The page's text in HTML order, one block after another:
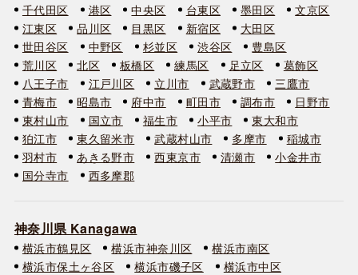
千代田区 港区 中央区 台東区 墨田区
文京区
江東区
品川区 目黒区 新宿区
大田区
世田谷区
中野区 杉並区 渋谷区
豊島区
荒川区
北区 板橋区 練馬区 足立区
葛飾区
八王子市
江戸川区 立川市 武蔵野市
三鷹市
青梅市
昭島市 府中市 町田市 調布市
日野市
東村山市
国立市 福生市 小平市
東大和市
狛江市
東久留米市 武蔵村山市 多摩市
稲城市
羽村市
あきる野市 西東京市 清瀬市
小金井市
国分寺市
西多摩郡
神奈川県 Kanagawa
横浜市鶴見区 横浜市神奈川区
横浜市南区
横浜市保土ヶ谷区
横浜市磯子区
横浜市中区